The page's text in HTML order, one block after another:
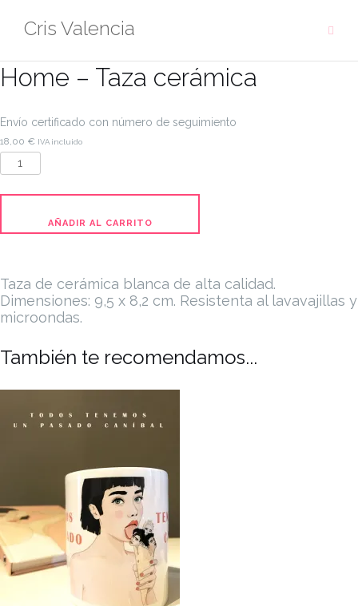
Cris Valencia
Home – Taza cerámica
Envío certificado con número de seguimiento
18,00 € IVA incluido
Home
Taza
cerámica
cantidad
AÑADIR AL CARRITO
Taza de cerámica blanca de alta calidad.
Dimensiones: 9,5 x 8,2 cm. Resistenta al lavavajillas y
microondas.
También te recomendamos...